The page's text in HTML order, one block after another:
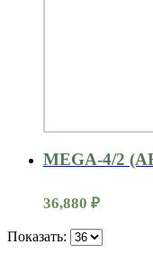
MEGA-4/2
36,880 ₽
Показать: